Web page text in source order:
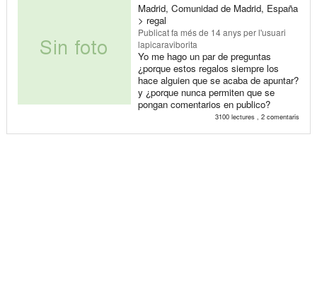
Madrid, Comunidad de Madrid, España
> regal
Publicatfa més de 14 anysper l'usuari
lapicaraviborita
Yo me hago un par de preguntas
¿porque estos regalos siempre los
hace alguien que se acaba de apuntar?
y ¿porque nunca permiten que se
pongan comentarios en publico?
3100 lectures , 2 comentaris